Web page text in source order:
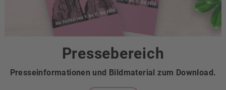
Pressebereich
Presseinformationen und Bildmaterial zum Download.